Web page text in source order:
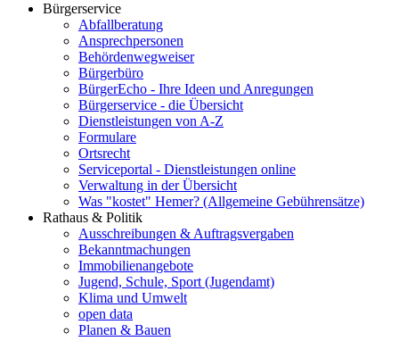
Bürgerservice
Abfallberatung
Ansprechpersonen
Behördenwegweiser
Bürgerbüro
BürgerEcho - Ihre Ideen und Anregungen
Bürgerservice - die Übersicht
Dienstleistungen von A-Z
Formulare
Ortsrecht
Serviceportal - Dienstleistungen online
Verwaltung in der Übersicht
Was "kostet" Hemer? (Allgemeine Gebührensätze)
Rathaus & Politik
Ausschreibungen & Auftragsvergaben
Bekanntmachungen
Immobilienangebote
Jugend, Schule, Sport (Jugendamt)
Klima und Umwelt
open data
Planen & Bauen